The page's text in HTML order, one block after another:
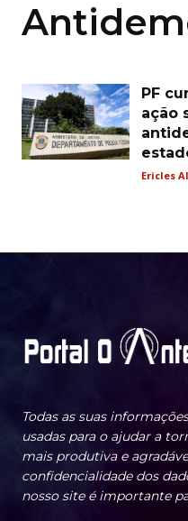
PF
ação
Ericles
Todas as suas
usadas para o ajudar a
mais produtiva e
confidencialidade dos
nosso site é importante